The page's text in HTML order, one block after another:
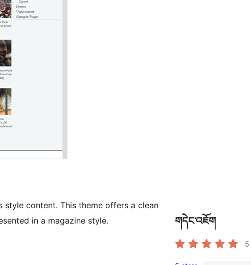
content. This theme offers a clean
in a magazine style.
གདེང་འཇོག
5